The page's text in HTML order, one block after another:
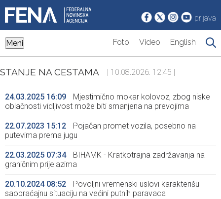
prijava
Meni Foto Video English
STANJE NA CESTAMA | 10.08.2026. 12:45 |
24.03.2025 16:09
Mjestimično mokar kolovoz, zbog niske
oblačnosti vidljivost može biti smanjena na prevojima
22.07.2023 15:12
Pojačan promet vozila, posebno na
putevima prema jugu
22.03.2025 07:34
BIHAMK - Kratkotrajna zadržavanja na
graničnim prijelazima
20.10.2024 08:52
Povoljni vremenski uslovi karakterišu
saobraćajnu situaciju na većini putnih paravaca